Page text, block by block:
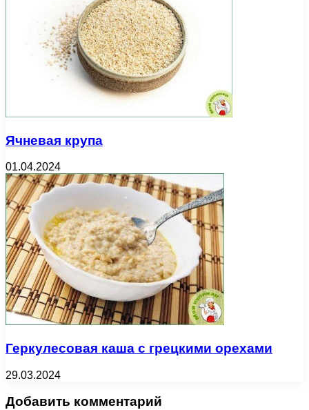
Ячневая крупа
01.04.2024
Геркулесовая каша с грецкими орехами
29.03.2024
Добавить комментарий